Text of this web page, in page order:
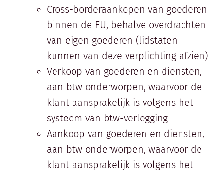
Cross-borderaankopen van goederen
binnen de EU, behalve overdrachten
van eigen goederen (lidstaten
kunnen van deze verplichting afzien)
Verkoop van goederen en diensten,
aan btw onderworpen, waarvoor de
klant aansprakelijk is volgens het
systeem van btw-verlegging
Aankoop van goederen en diensten,
aan btw onderworpen, waarvoor de
klant aansprakelijk is volgens het